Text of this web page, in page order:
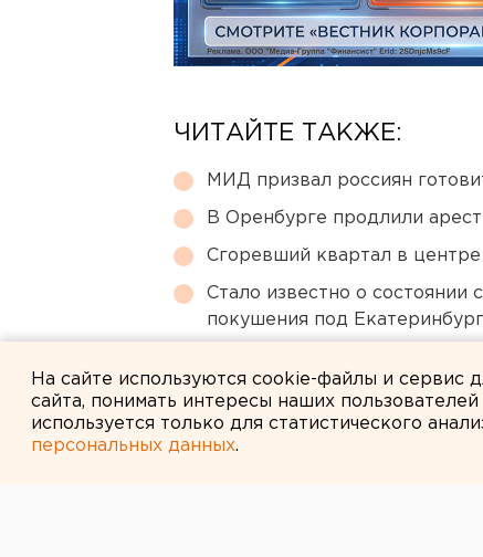
ЧИТАЙТЕ ТАКЖЕ:
МИД призвал россиян
В Оренбурге продлили
Сгоревший квартал в центре
Стало известно о состоянии
покушения под
На сайте используются cookie-файлы и сервис
сайта, понимать интересы наших
используется только для статистического
персональных данных.